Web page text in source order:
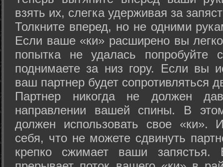
взять их, слегка удерживая за
Толкните вперед, но не одними
Если ваше «ки» расширено вы
попытка не удалась попробуйте
поднимаете за низ гору. Если вы
ваш партнер будет сопротивляться
Партнер никогда не должен
направлении вашей спины. В
должен использовать свое «ки».
себя, что не можете сдвинуть
крепко сжимает ваши запястья.